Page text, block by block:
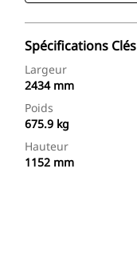
Spécifications Clés
Largeur
2434 mm
Poids
675.9 kg
Hauteur
1152 mm